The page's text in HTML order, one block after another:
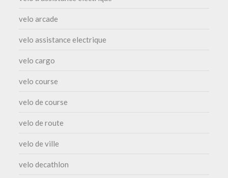
velo arcade
velo assistance electrique
velo cargo
velo course
velo de course
velo de route
velo de ville
velo decathlon